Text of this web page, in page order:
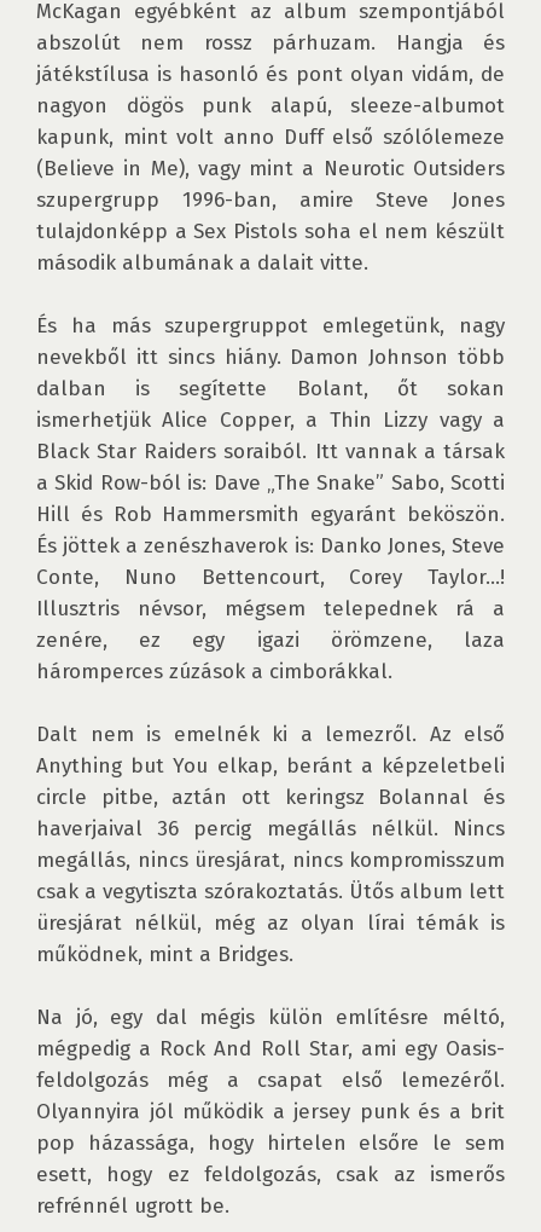
McKagan egyébként az album szempontjából
abszolút nem rossz párhuzam. Hangja és
játékstílusa is hasonló és pont olyan vidám, de
nagyon dögös punk alapú, sleeze-albumot
kapunk, mint volt anno Duff első szólólemeze
(Believe in Me), vagy mint a Neurotic Outsiders
szupergrupp 1996-ban, amire Steve Jones
tulajdonképp a Sex Pistols soha el nem készült
második albumának a dalait vitte.
És ha más szupergruppot emlegetünk, nagy
nevekből itt sincs hiány. Damon Johnson több
dalban is segítette Bolant, őt sokan
ismerhetjük Alice Copper, a Thin Lizzy vagy a
Black Star Raiders soraiból. Itt vannak a társak
a Skid Row-ból is: Dave „The Snake” Sabo, Scotti
Hill és Rob Hammersmith egyaránt beköszön.
És jöttek a zenészhaverok is: Danko Jones, Steve
Conte, Nuno Bettencourt, Corey Taylor…!
Illusztris névsor, mégsem telepednek rá a
zenére, ez egy igazi örömzene, laza
háromperces zúzások a cimborákkal.
Dalt nem is emelnék ki a lemezről. Az első
Anything but You elkap, beránt a képzeletbeli
circle pitbe, aztán ott keringsz Bolannal és
haverjaival 36 percig megállás nélkül. Nincs
megállás, nincs üresjárat, nincs kompromisszum
csak a vegytiszta szórakoztatás. Ütős album lett
üresjárat nélkül, még az olyan lírai témák is
működnek, mint a Bridges.
Na jó, egy dal mégis külön említésre méltó,
mégpedig a Rock And Roll Star, ami egy Oasis-
feldolgozás még a csapat első lemezéről.
Olyannyira jól működik a jersey punk és a brit
pop házassága, hogy hirtelen elsőre le sem
esett, hogy ez feldolgozás, csak az ismerős
refrénnél ugrott be.